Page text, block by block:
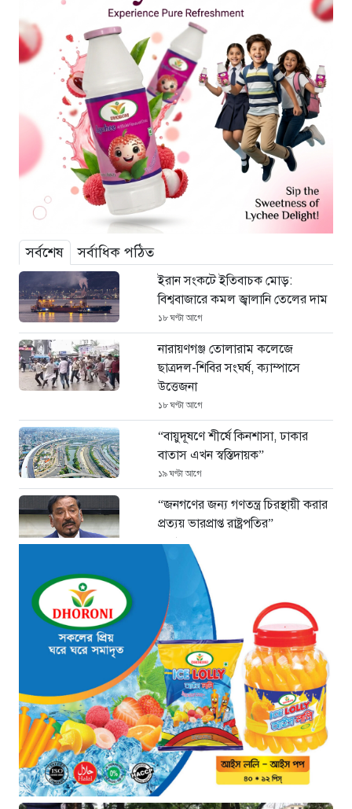
সর্বশেষ সর্বাধিক পঠিত
ইরান সংকটে ইতিবাচক মোড়:
বিশ্ববাজারে কমল জ্বালানি তেলের দাম
১৮ ঘণ্টা আগে
নারায়ণগঞ্জ তোলারাম কলেজে
ছাত্রদল-শিবির সংঘর্ষ, ক্যাম্পাসে
উত্তেজনা
১৮ ঘণ্টা আগে
“বায়ুদূষণে শীর্ষে কিনশাসা, ঢাকার
বাতাস এখন স্বস্তিদায়ক”
১৯ ঘণ্টা আগে
“জনগণের জন্য গণতন্ত্র চিরস্থায়ী করার
প্রত্যয় ভারপ্রাপ্ত রাষ্ট্রপতির”
১৯ ঘণ্টা আগে
জুলাই গণঅভ্যুত্থান দিবসে সিএমপির
শ্রদ্ধা: নিউমার্কেটের স্মৃতিস্তম্ভে পুষ্পস্তবক
অর্পণ
২০ ঘণ্টা আগে
সন্ধ্যায় ঢাকাসহ ১২ অঞ্চলে ঝোড়ো
হাওয়ার শঙ্কা, বজ্রবৃষ্টির পূর্বাভাস
২২ ঘণ্টা আগে
“বহিষ্কৃত এনসিপি নেতা তানভীর ঢাকায়
গ্রেফতার”
২২ ঘণ্টা আগে
জুলাই স্মৃতি জাদুঘরকে ইতিহাসের